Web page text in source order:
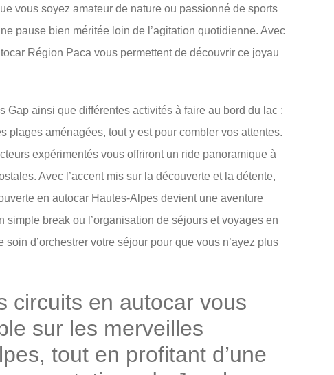
vous soyez amateur de nature ou passionné de sports
pause bien méritée loin de l’agitation quotidienne. Avec
Région Paca vous permettent de découvrir ce joyau
Gap ainsi que différentes activités à faire au bord du lac :
plages aménagées, tout y est pour combler vos attentes.
expérimentés vous offriront un ride panoramique à
Avec l’accent mis sur la découverte et la détente,
en autocar Hautes-Alpes devient une aventure
break ou l’organisation de séjours et voyages en
d’orchestrer votre séjour pour que vous n’ayez plus
circuits en autocar vous
sur les merveilles
tout en profitant d’une